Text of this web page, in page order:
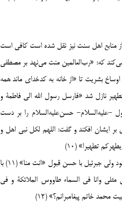
قول پيامبر كه از منابع اهل سنت نيز نقل شده است كافى است
و حسن و حسين و فاطمه نازل شده است‌» (8) ميبدى نقل مى‌كند كه: «رب‌العالمين منت مى‌نهد بر مصطفى
بشريت تا «از خانه به كدخداى ماند همه
نازل شد «فارسل رسول الله الى فاطمة و
هم مى‌خوانيم: «رسول -عليه‌السلام- حسن‌عليه‌السلام را بر دست
ايشان افكند و گفت: اللهم لكل نبى اهل و
تطهيرا» (10)
با وجود قدر و شان عظيم ام‌سلمه و تاييد نيك‌نهادى او توسط پيامبر از همراهى با پنج تن منع مى‌شود ولى جبرئيل با حسن قبول «انت منا» (11) با
وانا فى السماء طاووس الملائكة و فى
خاتم پيغامبرانم؟» (12)